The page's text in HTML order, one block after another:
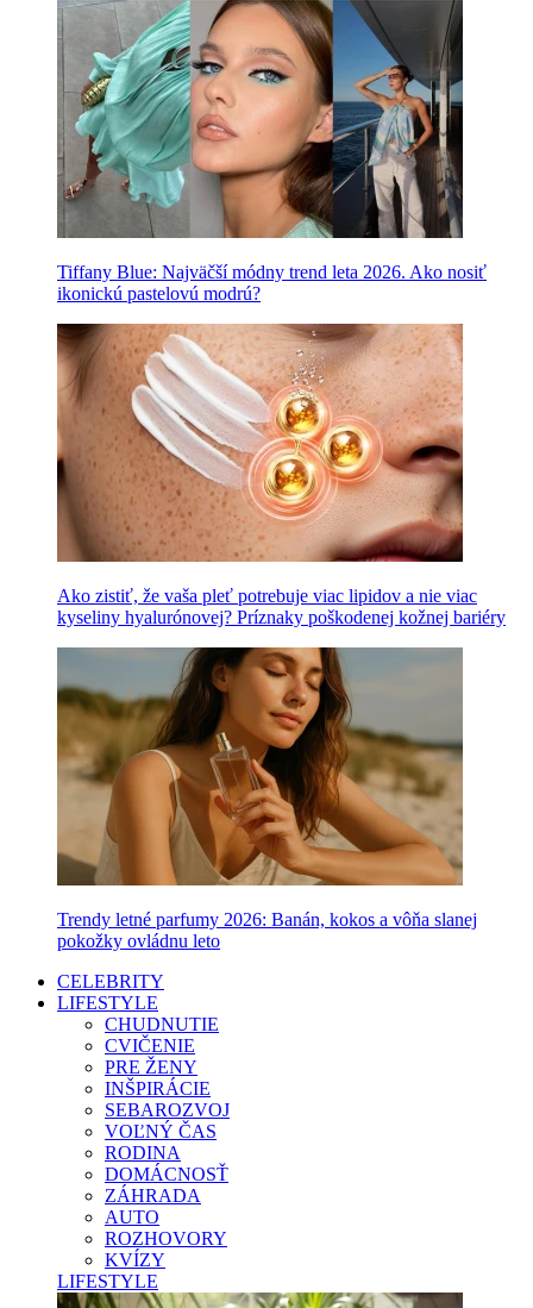
Tiffany Blue: Najväčší módny trend leta 2026. Ako nosiť
ikonickú pastelovú modrú?
Ako zistiť, že vaša pleť potrebuje viac lipidov a nie viac
kyseliny hyalurónovej? Príznaky poškodenej kožnej bariéry
Trendy letné parfumy 2026: Banán, kokos a vôňa slanej
pokožky ovládnu leto
CELEBRITY
LIFESTYLE
CHUDNUTIE
CVIČENIE
PRE ŽENY
INŠPIRÁCIE
SEBAROZVOJ
VOĽNÝ ČAS
RODINA
DOMÁCNOSŤ
ZÁHRADA
AUTO
ROZHOVORY
KVÍZY
LIFESTYLE